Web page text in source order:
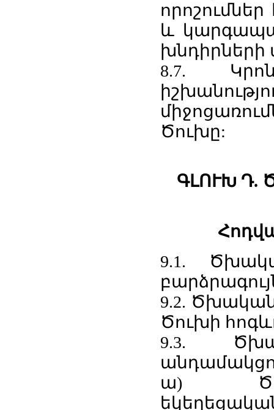
և
խնդիրների
8.7.
Ծուխը:
ԳԼՈՒԽ Դ.
9.1.
9.2.
Ծուխի
9.3.
ա)